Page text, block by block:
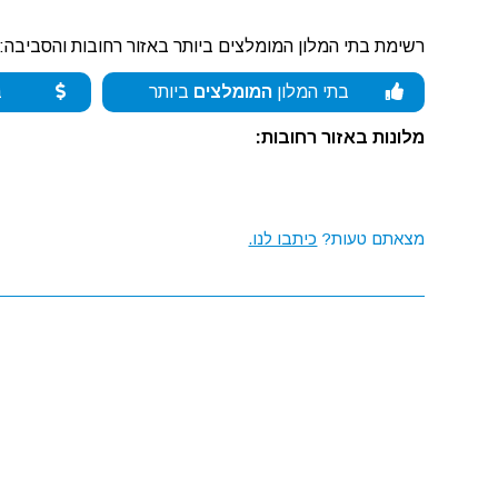
רשימת בתי המלון המומלצים ביותר באזור רחובות והסביבה:
בתי המלון המומלצים ביותר
מלונות באזור רחובות:
מצאתם טעות? כיתבו לנו.